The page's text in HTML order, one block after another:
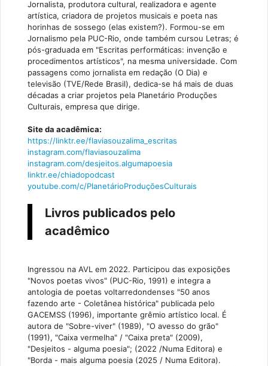
Jornalista, produtora cultural, realizadora e agente
artística, criadora de projetos musicais e poeta nas
horinhas de sossego (elas existem?). Formou-se em
Jornalismo pela PUC-Rio, onde também cursou Letras; é
pós-graduada em "Escritas performáticas: invenção e
procedimentos artísticos", na mesma universidade. Com
passagens como jornalista em redação (O Dia) e
televisão (TVE/Rede Brasil), dedica-se há mais de duas
décadas a criar projetos pela Planetário Produções
Culturais, empresa que dirige.
Site da acadêmica:
https://linktr.ee/flaviasouzalima_escritas
instagram.com/flaviasouzalima
instagram.com/desjeitos.algumapoesia
linktr.ee/chiadopodcast
youtube.com/c/PlanetárioProduçõesCulturais
Livros publicados pelo
acadêmico
Ingressou na AVL em 2022. Participou das exposições
"Novos poetas vivos" (PUC-Rio, 1991) e integra a
antologia de poetas voltarredondenses "50 anos
fazendo arte - Coletânea histórica" publicada pelo
GACEMSS (1996), importante grêmio artístico local. É
autora de "Sobre-viver" (1989), "O avesso do grão"
(1991), "Caixa vermelha" / "Caixa preta" (2009),
"Desjeitos - alguma poesia"; (2022 /Numa Editora) e
"Borda - mais alguma poesia (2025 / Numa Editora).